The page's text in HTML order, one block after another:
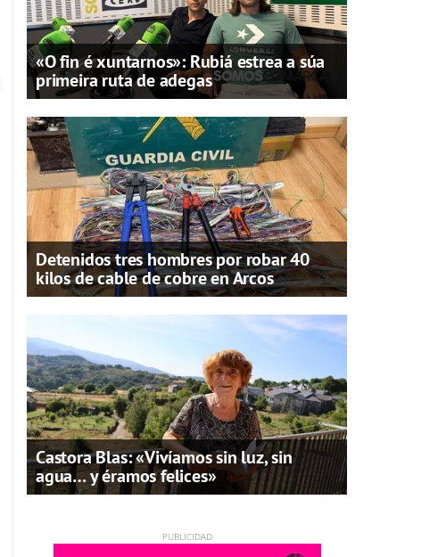
«O fin é xuntarnos»: Rubiá estrea a súa
primeira ruta de adegas
Detenidos tres hombres por robar 40
kilos de cable de cobre en Arcos
Castora Blas: «Vivíamos sin luz, sin
agua… y éramos felices»